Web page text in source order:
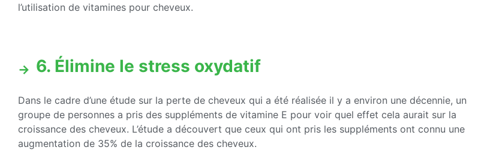
l’utilisation de vitamines pour cheveux.
6. Élimine le stress oxydatif
Dans le cadre d’une étude sur la perte de cheveux qui a été réalisée il y a environ une décennie, un
groupe de personnes a pris des suppléments de vitamine E pour voir quel effet cela aurait sur la
croissance des cheveux. L’étude a découvert que ceux qui ont pris les suppléments ont connu une
augmentation de 35% de la croissance des cheveux.